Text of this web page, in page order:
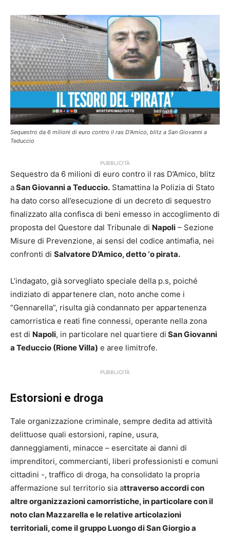
Sequestro da 6 milioni di euro contro il ras D'Amico, blitz a San Giovanni a
Teduccio
PUBBLICITÀ
Sequestro da 6 milioni di euro contro il ras D’Amico, blitz
aSan Giovanni a Teduccio. Stamattina la Polizia di Stato
ha dato corso all’esecuzione di un decreto di sequestro
finalizzato alla confisca di beni emesso in accoglimento di
proposta del Questore dal Tribunale di Napoli – Sezione
Misure di Prevenzione, ai sensi del codice antimafia, nei
confronti di Salvatore D’Amico, detto ‘o pirata.
L’indagato, già sorvegliato speciale della p.s, poiché
indiziato di appartenere clan, noto anche come i
“Gennarella”, risulta già condannato per appartenenza
camorristica e reati fine connessi, operante nella zona
est di Napoli, in particolare nel quartiere di San Giovanni
a Teduccio (Rione Villa) e aree limitrofe.
PUBBLICITÀ
Estorsioni e droga
Tale organizzazione criminale, sempre dedita ad attività
delittuose quali estorsioni, rapine, usura,
danneggiamenti, minacce – esercitate ai danni di
imprenditori, commercianti, liberi professionisti e comuni
cittadini -, traffico di droga, ha consolidato la propria
affermazione sul territorio sia attraverso accordi con
altre organizzazioni camorristiche, in particolare con il
noto clan Mazzarella e le relative articolazioni
territoriali, come il gruppo Luongo di San Giorgio a